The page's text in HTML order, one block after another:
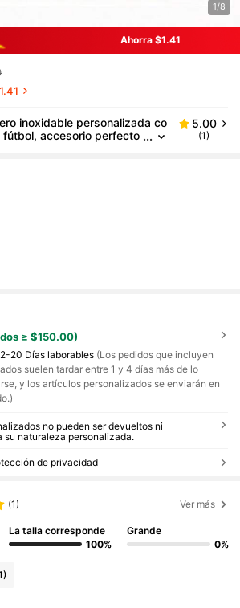
1/8
Ahorra $1.41
inoxidable personalizada co
accesorio perfecto
conmemorativo de equipo
5.00
(1)
≥ $150.00)
20 Días laborables (Los pedidos que incluyen
suelen tardar entre 1 y 4 días más de lo
y los artículos personalizados se enviarán en
no pueden ser devueltos ni
su naturaleza personalizada.
de privacidad
(1) Ver más
La talla corresponde
100%
Grande
0%